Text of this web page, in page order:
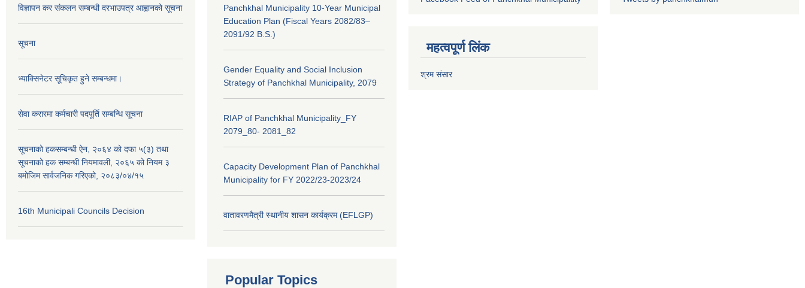
विज्ञापन कर संकलन सम्बन्धी दरभाउपत्र आह्वानको सूचना
सूचना
भ्याक्सिनेटर सूचिकृत हुने सम्बन्धमा।
सेवा करारमा कर्मचारी पदपूर्ति सम्बन्धि सूचना
सूचनाको हकसम्बन्धी ऐन, २०६४ को दफा ५(३) तथा
सूचनाको हक सम्बन्धी नियमावली, २०६५ को नियम ३
बमोजिम सार्वजनिक गरिएको, २०८३/०४/१५
16th Municipali Councils Decision
Panchkhal Municipality 10-Year Municipal
Education Plan (Fiscal Years 2082/83–
2091/92 B.S.)
Gender Equality and Social Inclusion
Strategy of Panchkhal Municipality, 2079
RIAP of Panchkhal Municipality_FY
2079_80- 2081_82
Capacity Development Plan of Panchkhal
Municipality for FY 2022/23-2023/24
वातावरणमैत्री स्थानीय शासन कार्यक्रम (EFLGP)
Popular Topics
महत्वपूर्ण लिंक
श्रम संसार